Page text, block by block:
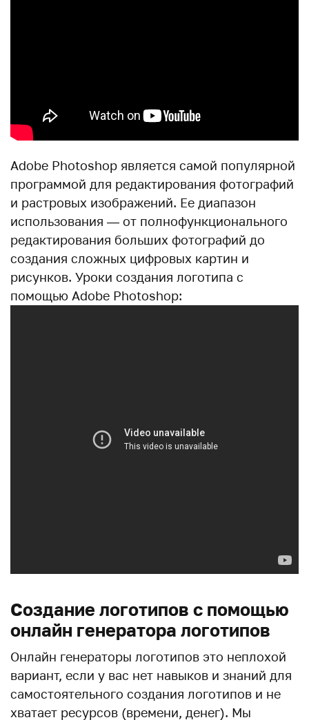
Adobe Photoshop является самой популярной
программой для редактирования фотографий
и растровых изображений. Ее диапазон
использования — от полнофункционального
редактирования больших фотографий до
создания сложных цифровых картин и
рисунков. Уроки создания логотипа с
помощью Adobe Photoshop:
Создание логотипов с помощью
онлайн генератора логотипов
Онлайн генераторы логотипов это неплохой
вариант, если у вас нет навыков и знаний для
самостоятельного создания логотипов и не
хватает ресурсов (времени, денег). Мы